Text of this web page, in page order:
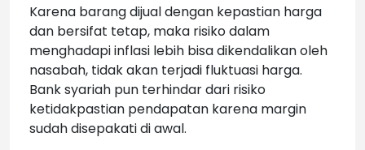
Karena barang dijual dengan kepastian harga
dan bersifat tetap, maka risiko dalam
menghadapi inflasi lebih bisa dikendalikan oleh
nasabah, tidak akan terjadi fluktuasi harga.
Bank syariah pun terhindar dari risiko
ketidakpastian pendapatan karena margin
sudah disepakati di awal.